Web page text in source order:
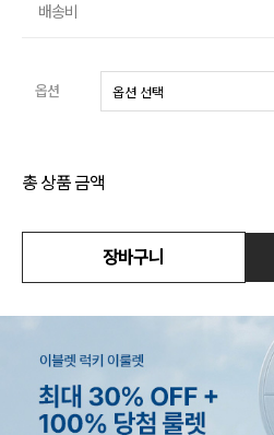
코디템
배송비
옵션
총 상품 금액
장바구니